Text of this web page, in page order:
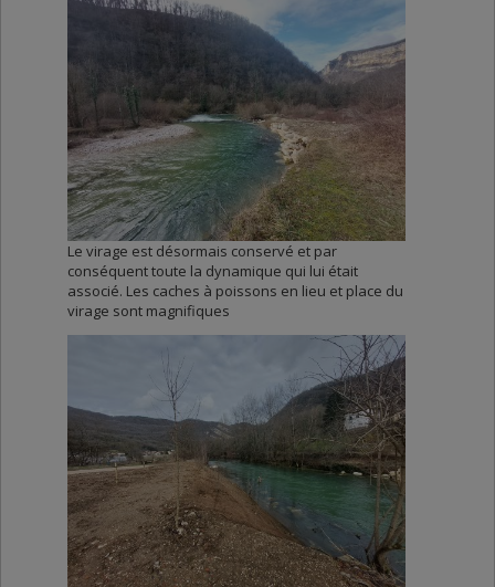
Le virage est désormais conservé et par
conséquent toute la dynamique qui lui était
associé. Les caches à poissons en lieu et place du
virage sont magnifiques